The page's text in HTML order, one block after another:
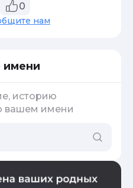
0
нам
имени
историю
вашем имени